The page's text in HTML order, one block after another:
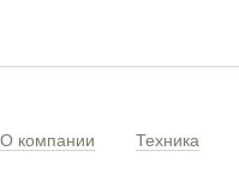
О компании Техника